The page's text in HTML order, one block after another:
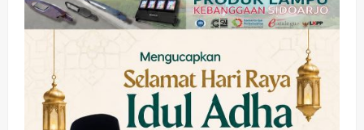
Ekonomi Hiburan Pemerintahan
HOT NEWS: Ribuan Warga Wage
Tumplek Blek di Bazar Rakyat Jalan
Jambu, Borong Kuliner UMKM Sambil
Nonton Jaranan!
wartanusa 4 Agustus 2026
Keagamaan Pemerintahan